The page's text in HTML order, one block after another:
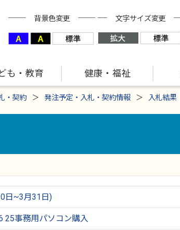
背景色変更 文字サイズ変更
も・教育 健康・福祉
・契約 発注予定・入札・契約情報 入札結果
日~3月31日)
25事務用パソコン購入